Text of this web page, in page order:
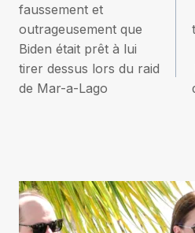
de
l’article
faussement et
outrageusement que
Biden était prêt à lui
tirer dessus lors du raid
de Mar-a-Lago